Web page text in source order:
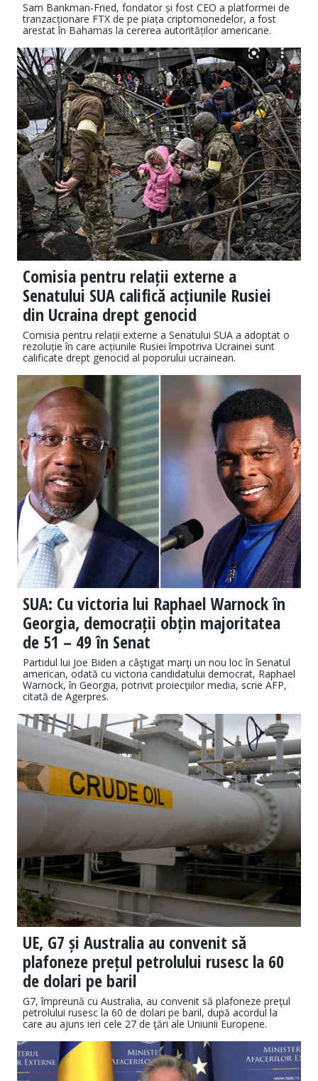
Sam Bankman-Fried, fondator și fost CEO a platformei de
tranzacționare FTX de pe piața criptomonedelor, a fost
arestat în Bahamas la cererea autorităților americane.
Comisia pentru relații externe a
Senatului SUA califică acțiunile Rusiei
din Ucraina drept genocid
Comisia pentru relații externe a Senatului SUA a adoptat o
rezoluție în care acțiunile Rusiei împotriva Ucrainei sunt
calificate drept genocid al poporului ucrainean.
SUA: Cu victoria lui Raphael Warnock în
Georgia, democrații obțin majoritatea
de 51 – 49 în Senat
Partidul lui Joe Biden a câştigat marţi un nou loc în Senatul
american, odată cu victoria candidatului democrat, Raphael
Warnock, în Georgia, potrivit proiecţiilor media, scrie AFP,
citată de Agerpres.
UE, G7 și Australia au convenit să
plafoneze prețul petrolului rusesc la 60
de dolari pe baril
G7, împreună cu Australia, au convenit să plafoneze preţul
petrolului rusesc la 60 de dolari pe baril, după acordul la
care au ajuns ieri cele 27 de ţări ale Uniunii Europene.